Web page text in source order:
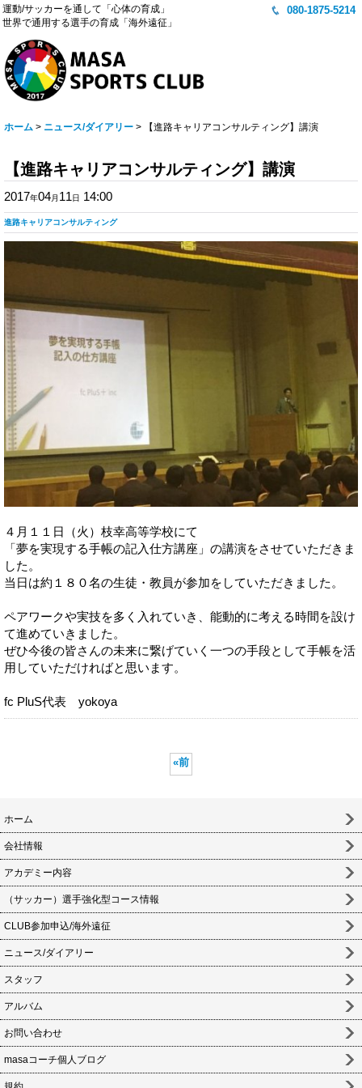
運動/サッカーを通して「心体の育成」
世界で通用する選手の育成「海外遠征」
080-1875-5214
ホーム > ニュース/ダイアリー > 【進路キャリアコンサルティング】講演
【進路キャリアコンサルティング】講演
2017年04月 11日 14:00
進路キャリアコンサルティング
４月１１日（火）枝幸高等学校にて
「夢を実現する手帳の記入仕方講座」の講演をさせていただきま
した。
当日は約１８０名の生徒・教員が参加をしていただきました。
ペアワークや実技を多く入れていき、能動的に考える時間を設け
て進めていきました。
ぜひ今後の皆さんの未来に繋げていく一つの手段として手帳を活
用していただければと思います。
fc PluS代表 yokoya
«前
ホーム
会社情報
アカデミー内容
（サッカー）選手強化型コース情報
CLUB参加申込/海外遠征
ニュース/ダイアリー
スタッフ
アルバム
お問い合わせ
masaコーチ個人ブログ